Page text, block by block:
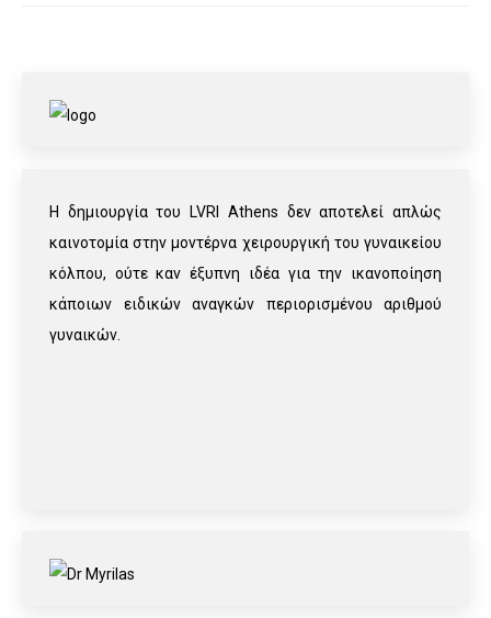
Η δημιουργία του LVRI Athens δεν αποτελεί απλώς
καινοτομία στην μοντέρνα χειρουργική του γυναικείου
κόλπου, ούτε καν έξυπνη ιδέα για την ικανοποίηση
κάποιων ειδικών αναγκών περιορισμένου αριθμού
γυναικών.